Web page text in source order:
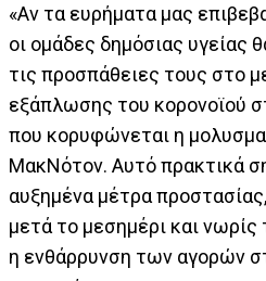
«Αν τα ευρήματα μας
οι ομάδες δημόσιας υγείας
τις προσπάθειες τους στο
εξάπλωσης του κορονοϊού
που κορυφώνεται η
ΜακΝότον. Αυτό πρακτικά
αυξημένα μέτρα
μετά το μεσημέρι και
η ενθάρρυνση των αγορών